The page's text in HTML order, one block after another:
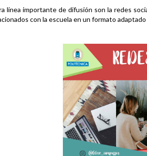
línea importante de difusión son la redes
con la escuela en un formato